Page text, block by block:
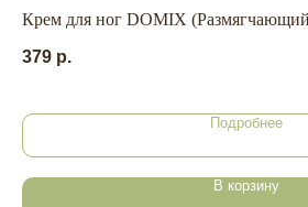
Крем для ног DOMIX
379 р.
Подробнее
В корзину
+7 909 800-50-10
Г. ХАБАРОВСК, УЛ. КУБЯКА, 9, 1 ЭТАЖ
НАШ
АДРЕС